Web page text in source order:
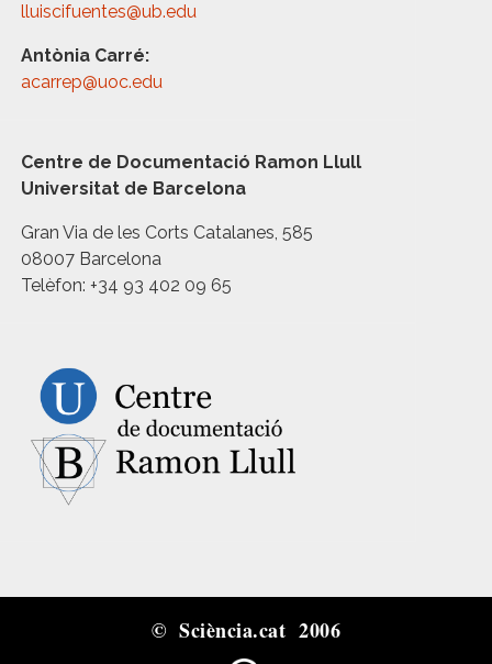
lluiscifuentes@ub.edu
Antònia Carré:
acarrep@uoc.edu
Centre de Documentació Ramon Llull
Universitat de Barcelona
Gran Via de les Corts Catalanes, 585
08007 Barcelona
Telèfon: +34 93 402 09 65
© Sciència.cat 2006